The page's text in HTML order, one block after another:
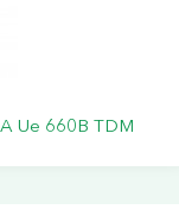
Ue 660В TDM